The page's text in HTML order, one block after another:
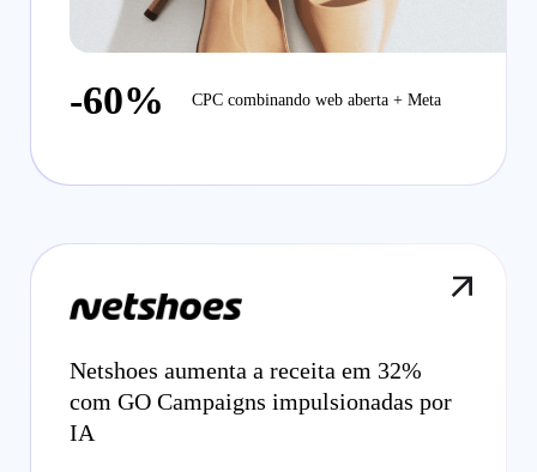
-60% CPC combinando web aberta + Meta
Netshoes aumenta a receita em 32%
com GO Campaigns impulsionadas por
IA